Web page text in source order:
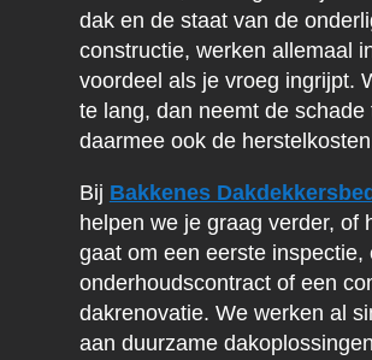
dak en de staat van de
constructie, werken allemaal
voordeel als je vroeg ingrijpt.
te lang, dan neemt de schade
daarmee ook de
Bij Bakkenes
helpen we je graag verder, of
gaat om een eerste inspectie,
onderhoudscontract of een
dakrenovatie. We werken al
aan duurzame